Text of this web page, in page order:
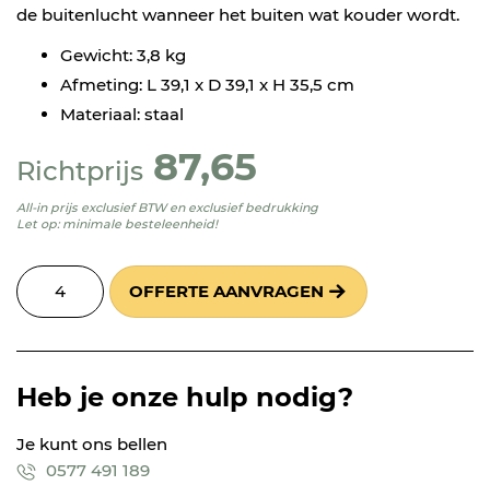
de buitenlucht wanneer het buiten wat kouder wordt.
Gewicht: 3,8 kg
Afmeting: L 39,1 x D 39,1 x H 35,5 cm
Materiaal: staal
Richtprijs 87,65
All-in prijs exclusief BTW en exclusief bedrukking
Let op: minimale besteleenheid!
OFFERTE AANVRAGEN
Heb je onze hulp nodig?
Je kunt ons bellen
0577 491 189